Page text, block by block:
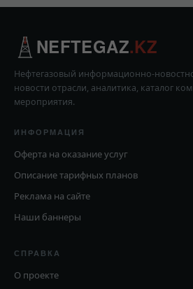
NEFTEGAZ.KZ
Нефтегазовый информационно-
новости отрасли, аналитика, каталог
мероприятия.
ИНФОРМАЦИЯ
Оферта на оказание услуг
Описание тарифных планов
Реклама на сайте
Наши баннеры
СПРАВКА
О проекте